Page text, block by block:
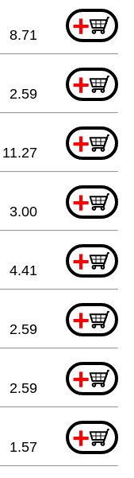
+
8.71
+
2.59
+
11.27
+
3.00
+
4.41
+
2.59
+
2.59
+
1.57